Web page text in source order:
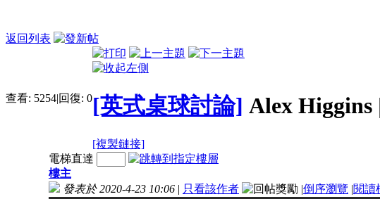
返回列表
查看: 5254|回復: 0[英式桌球討論] Alex
[複製鏈接]
電梯直達
樓主
發表於 2020-4-23 10:06 | 只看該作者 |倒序瀏覽 |閱讀